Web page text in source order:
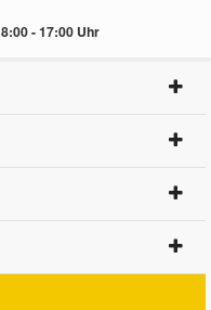
- 17:00 Uhr